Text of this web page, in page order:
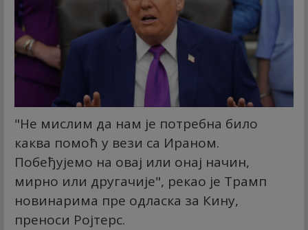
"Не мислим да нам је потребна било
каква помоћ у вези са Ираном.
Побеђујемо на овај или онај начин,
мирно или другачије", рекао је Трамп
новинарима пре одласка за Кину,
преноси Ројтерс.